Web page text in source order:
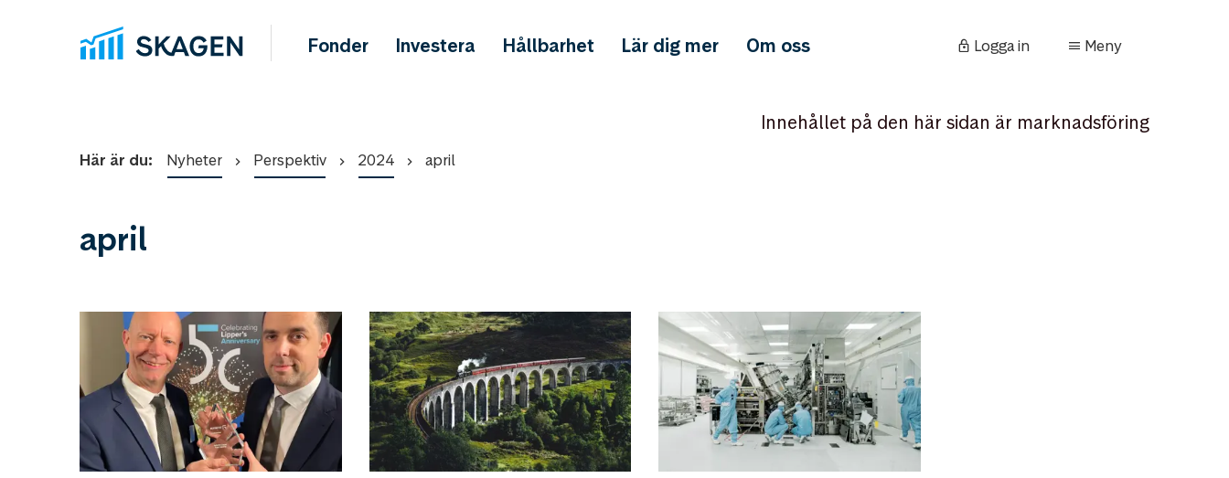
Fonder Investera Hållbarhet Lär dig mer Om oss Logga in Meny
Innehållet på den här sidan är marknadsföring
Här är du: Nyheter Perspektiv 2024 april
april